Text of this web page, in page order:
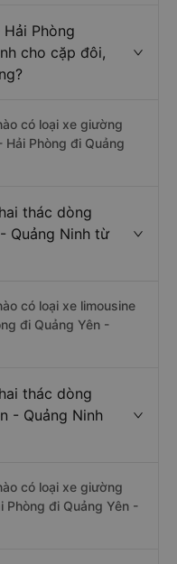
Phòng
cho cặp đôi,
có loại xe giường
Phòng đi Quảng
thác dòng
Quảng Ninh từ
có loại xe limousine
đi Quảng Yên -
thác dòng
- Quảng Ninh
có loại xe giường
Phòng đi Quảng Yên -